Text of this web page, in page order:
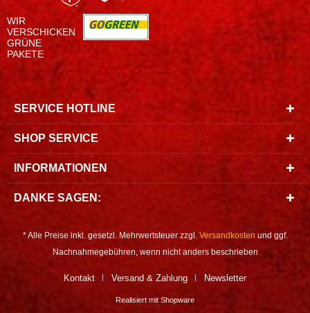
WIR
VERSCHICKEN
GRÜNE
PAKETE
SERVICE HOTLINE
SHOP SERVICE
INFORMATIONEN
DANKE SAGEN:
* Alle Preise inkl. gesetzl. Mehrwertsteuer zzgl. Versandkosten und ggf.
Nachnahmegebühren, wenn nicht anders beschrieben
Kontakt Versand & Zahlung Newsletter
Realisiert mit Shopware